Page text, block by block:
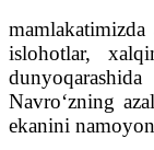
islohotlar,
Navro‘zning
ekanini